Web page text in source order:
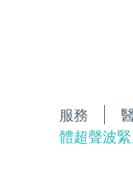
服務
體超聲波